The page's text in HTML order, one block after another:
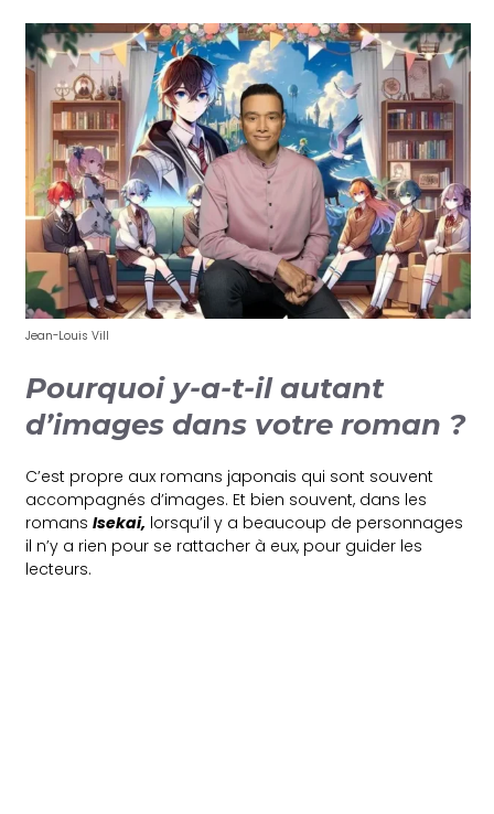
Jean-Louis Vill
Pourquoi y-a-t-il autant
d’images dans votre roman ?
C’est propre aux romans japonais qui sont souvent
accompagnés d’images. Et bien souvent, dans les
romansIsekai, lorsqu’il y a beaucoup de personnages
il n’y a rien pour se rattacher à eux, pour guider les
lecteurs.